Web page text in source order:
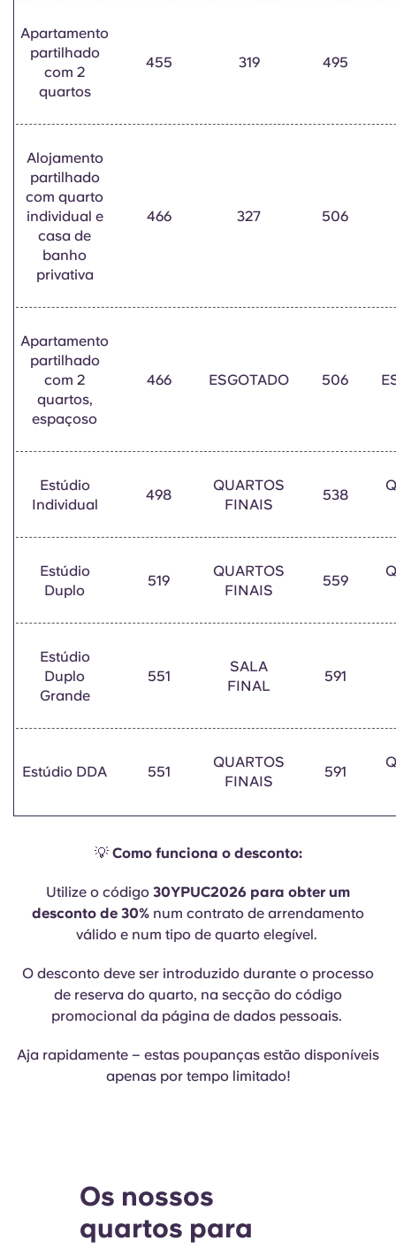
Apartamento
partilhado
com 2
quartos
455 319 495
Alojamento
partilhado
com quarto
individual e
casa de
banho
privativa
466 327 506
Apartamento
partilhado
com 2
quartos,
espaçoso
466 ESGOTADO 506
Estúdio
Individual
498
QUARTOS
FINAIS
538
Estúdio
Duplo
519
QUARTOS
FINAIS
559
Estúdio
Duplo
Grande
551
SALA
FINAL
591
Estúdio DDA 551
QUARTOS
FINAIS
591
💡 Como funciona o desconto:
Utilize o código 30YPUC2026 para obter um
desconto de 30% num contrato de arrendamento
válido e num tipo de quarto elegível.
O desconto deve ser introduzido durante o processo
de reserva do quarto, na secção do código
promocional da página de dados pessoais.
Aja rapidamente – estas poupanças estão disponíveis
apenas por tempo limitado!
Os nossos
quartos para